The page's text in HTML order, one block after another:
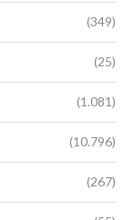
(349)
(25)
(1.081)
(10.796)
(267)